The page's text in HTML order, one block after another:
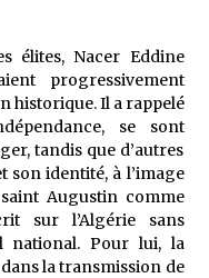
élites, Nacer Eddine
progressivement
historique. Il a rappelé
se sont
tandis que d’autres
son identité, à l’image
Augustin comme
sur l’Algérie sans
national. Pour lui, la
la transmission de